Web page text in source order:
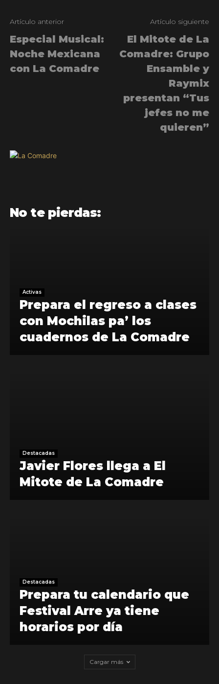
Artículo anterior
Especial Musical:
Noche Mexicana
con La Comadre
Artículo siguiente
El Mitote de La
Comadre: Grupo
Ensamble y
Raymix
presentan “Tus
jefes no me
quieren”
No te pierdas:
Activas
Prepara el regreso a clases
con Mochilas pa’ los
cuadernos de La Comadre
Destacadas
Javier Flores llega a El
Mitote de La Comadre
Destacadas
Prepara tu calendario que
Festival Arre ya tiene
horarios por día
Cargar más